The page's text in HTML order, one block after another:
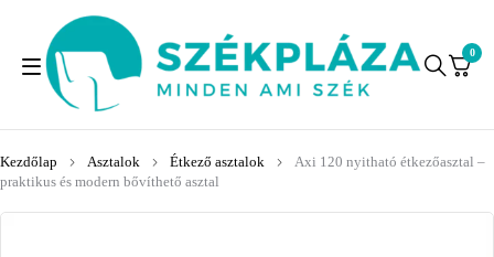
0
Kezdőlap Asztalok Étkező asztalok
Axi 120 nyitható étkezőasztal –
praktikus és modern bővíthető asztal